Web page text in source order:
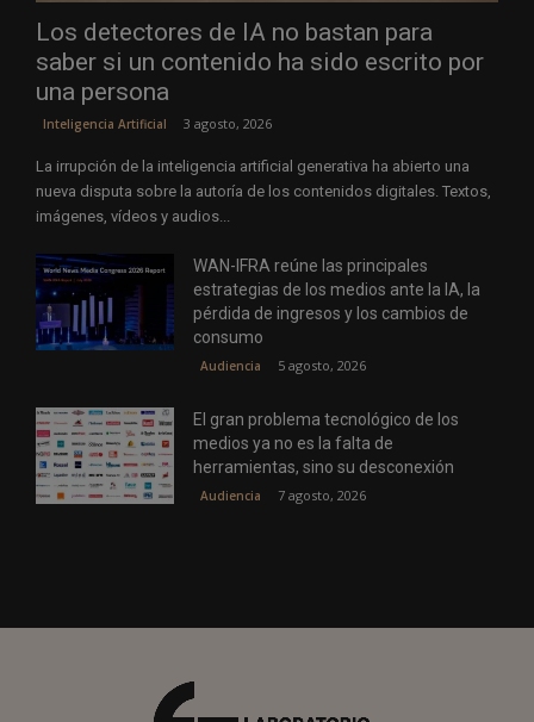
Los detectores de IA no bastan para
saber si un contenido ha sido escrito por
una persona
Inteligencia Artificial 3 agosto, 2026
La irrupción de la inteligencia artificial generativa ha abierto una
nueva disputa sobre la autoría de los contenidos digitales. Textos,
imágenes, vídeos y audios...
WAN-IFRA reúne las principales
estrategias de los medios ante la IA, la
pérdida de ingresos y los cambios de
consumo
Audiencia 5 agosto, 2026
El gran problema tecnológico de los
medios ya no es la falta de
herramientas, sino su desconexión
Audiencia 7 agosto, 2026